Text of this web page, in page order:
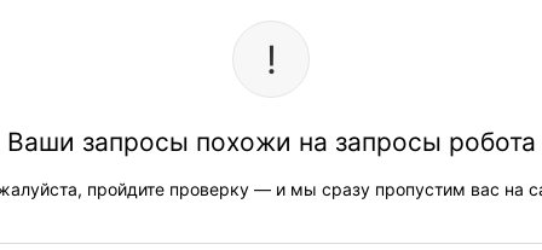
Ваши запросы похожи на запросы робота
пройдите проверку — и мы сразу пропустим вас на